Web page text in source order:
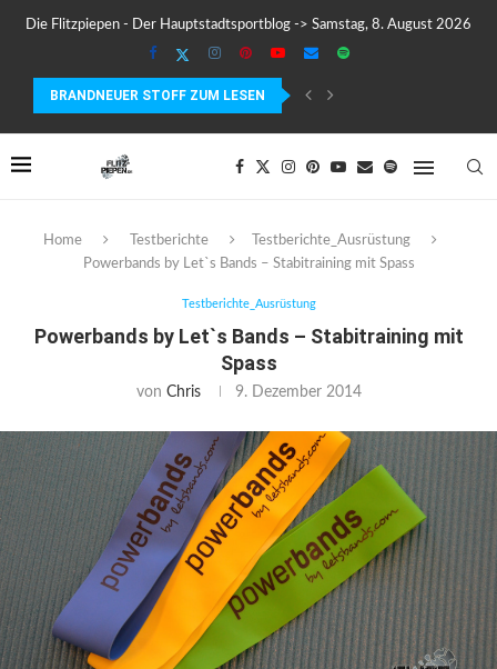
Die Flitzpiepen - Der Hauptstadtsportblog -> Samstag, 8. August 2026
BRANDNEUER STOFF ZUM LESEN
TESTBERICHT: DER GARMIN EDGE 840 IM TEST –...
Home Testberichte
Testberichte_Ausrüstung
Powerbands by Let`s Bands – Stabitraining mit Spass
Testberichte_Ausrüstung
Powerbands by Let`s Bands – Stabitraining mit
Spass
von Chris 9. Dezember 2014